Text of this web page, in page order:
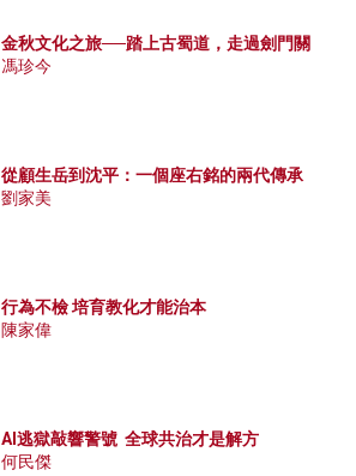
金秋文化之旅──踏上古蜀道，走過劍門關
馮珍今
從顧生岳到沈平：一個座右銘的兩代傳承
劉家美
行為不檢 培育教化才能治本
陳家偉
AI逃獄敲響警號 全球共治才是解方
何民傑